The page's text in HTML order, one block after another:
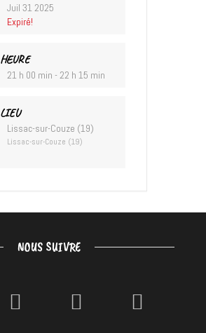
Juil 31 2025
Expiré!
HEURE
21 h 00 min - 22 h 15 min
LIEU
Lissac-sur-Couze (19)
Lissac-sur-Couze (19)
NOUS SUIVRE